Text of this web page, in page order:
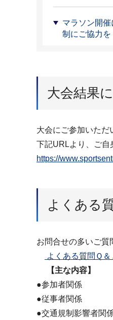
マラソン開
制にご協力を
大会結果
大会にご参加いただ
下記URLより、ご自
https://
よくある
お問合せの多いご質
よくある質問Ｑ
【主な内容】
●参加者関係
●従事者関係
●交通規制影響者関